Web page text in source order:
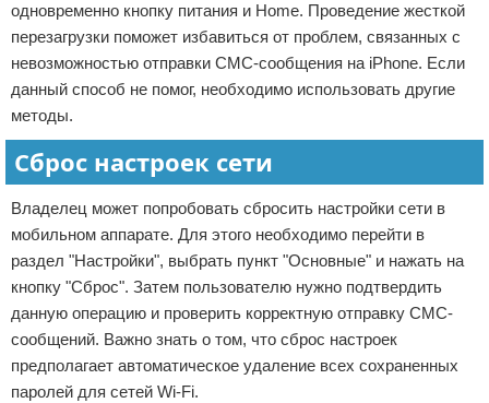
одновременно кнопку питания и Home. Проведение жесткой
перезагрузки поможет избавиться от проблем, связанных с
невозможностью отправки СМС-сообщения на iPhone. Если
данный способ не помог, необходимо использовать другие
методы.
Сброс настроек сети
Владелец может попробовать сбросить настройки сети в
мобильном аппарате. Для этого необходимо перейти в
раздел "Настройки", выбрать пункт "Основные" и нажать на
кнопку "Сброс". Затем пользователю нужно подтвердить
данную операцию и проверить корректную отправку СМС-
сообщений. Важно знать о том, что сброс настроек
предполагает автоматическое удаление всех сохраненных
паролей для сетей Wi-Fi.